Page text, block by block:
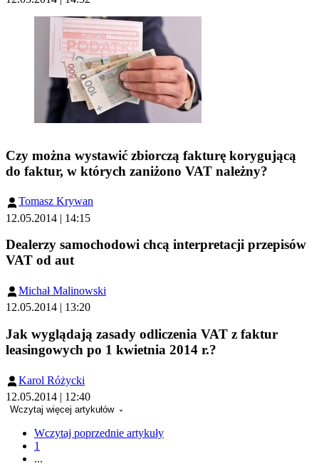
Czy można wystawić zbiorczą fakturę korygującą
do faktur, w których zaniżono VAT należny?
Tomasz Krywan
12.05.2014 | 14:15
Dealerzy samochodowi chcą interpretacji przepisów
VAT od aut
Michał Malinowski
12.05.2014 | 13:20
Jak wyglądają zasady odliczenia VAT z faktur
leasingowych po 1 kwietnia 2014 r.?
Karol Różycki
12.05.2014 | 12:40
Wczytaj więcej artykułów
Wczytaj poprzednie artykuły
1
...